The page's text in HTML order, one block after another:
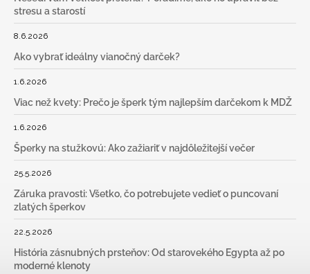
stresu a starostí
8.6.2026
Ako vybrať ideálny vianočný darček?
1.6.2026
Viac než kvety: Prečo je šperk tým najlepším darčekom k MDŽ
1.6.2026
Šperky na stužkovú: Ako zažiariť v najdôležitejší večer
25.5.2026
Záruka pravosti: Všetko, čo potrebujete vedieť o puncovaní
zlatých šperkov
22.5.2026
História zásnubných prsteňov: Od starovekého Egypta až po
moderné klenoty